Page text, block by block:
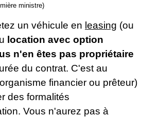
ministre)
un véhicule en leasing (ou
location avec option
n'en êtes pas propriétaire
du contrat. C'est au
financier ou prêteur)
des formalités
Vous n'aurez pas à